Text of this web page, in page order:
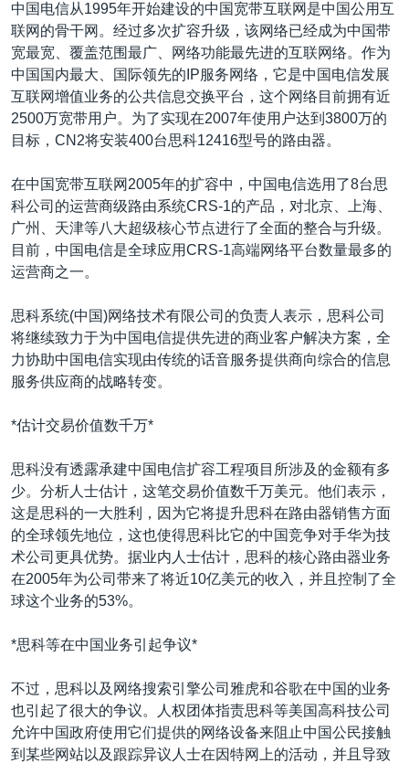
中国电信从1995年开始建设的中国宽带互联网是中国公用互
联网的骨干网。经过多次扩容升级，该网络已经成为中国带
宽最宽、覆盖范围最广、网络功能最先进的互联网络。作为
中国国内最大、国际领先的IP服务网络，它是中国电信发展
互联网增值业务的公共信息交换平台，这个网络目前拥有近
2500万宽带用户。为了实现在2007年使用户达到3800万的
目标，CN2将安装400台思科12416型号的路由器。
在中国宽带互联网2005年的扩容中，中国电信选用了8台思
科公司的运营商级路由系统CRS-1的产品，对北京、上海、
广州、天津等八大超级核心节点进行了全面的整合与升级。
目前，中国电信是全球应用CRS-1高端网络平台数量最多的
运营商之一。
思科系统(中国)网络技术有限公司的负责人表示，思科公司
将继续致力于为中国电信提供先进的商业客户解决方案，全
力协助中国电信实现由传统的话音服务提供商向综合的信息
服务供应商的战略转变。
*估计交易价值数千万*
思科没有透露承建中国电信扩容工程项目所涉及的金额有多
少。分析人士估计，这笔交易价值数千万美元。他们表示，
这是思科的一大胜利，因为它将提升思科在路由器销售方面
的全球领先地位，这也使得思科比它的中国竞争对手华为技
术公司更具优势。据业内人士估计，思科的核心路由器业务
在2005年为公司带来了将近10亿美元的收入，并且控制了全
球这个业务的53%。
*思科等在中国业务引起争议*
不过，思科以及网络搜索引擎公司雅虎和谷歌在中国的业务
也引起了很大的争议。人权团体指责思科等美国高科技公司
允许中国政府使用它们提供的网络设备来阻止中国公民接触
到某些网站以及跟踪异议人士在因特网上的活动，并且导致